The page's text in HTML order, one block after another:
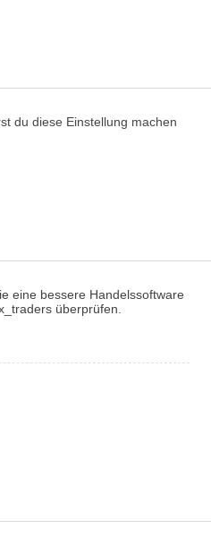
du diese Einstellung machen
eine bessere Handelssoftware
überprüfen.